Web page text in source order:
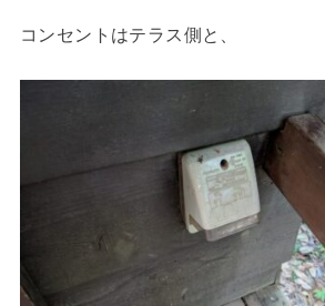
コンセントはテラス側と、